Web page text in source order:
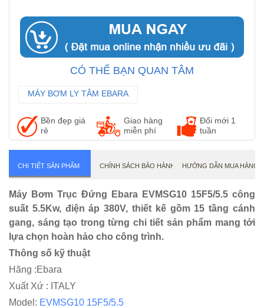
CÓ THỂ BẠN QUAN TÂM
MÁY BƠM LY TÂM EBARA
MÁY BƠM CÔNG NGHIỆP EBARA
Bền đẹp giá
rẻ
Giao hàng
miễn phí
Đổi mới 1
tuần
CHI TIẾT SẢN PHẨM CHÍNH SÁCH BẢO HÀNH HƯỚNG DẪN MUA HÀNG
Máy Bơm Trục Đứng Ebara EVMSG10 15F5/5.5 công
suất 5.5Kw, điện áp 380V, thiết kế gồm 15 tầng cánh
gang, sáng tạo trong từng chi tiết sản phẩm mang tới
lựa chọn hoàn hảo cho công trình.
Thông số kỹ thuật
Hãng :Ebara
Xuất Xứ : ITALY
Model: EVMSG10 15F5/5.5